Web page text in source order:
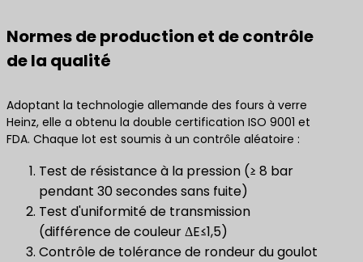
Normes de production et de contrôle
de la qualité
Adoptant la technologie allemande des fours à verre
Heinz, elle a obtenu la double certification ISO 9001 et
FDA. Chaque lot est soumis à un contrôle aléatoire :
Test de résistance à la pression (≥ 8 bar
pendant 30 secondes sans fuite)
Test d'uniformité de transmission
(différence de couleur ΔE≤1,5)
Contrôle de tolérance de rondeur du goulot